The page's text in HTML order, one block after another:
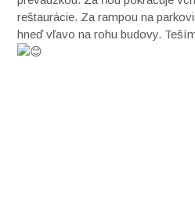
reštaurácie. Za rampou na
hneď vľavo na rohu budovy.